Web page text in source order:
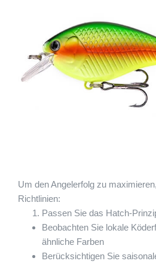
Um den Angelerfolg zu
Richtlinien:
Passen Sie das Hatch-
Beobachten Sie lokale
ähnliche Farben
Berücksichtigen Sie